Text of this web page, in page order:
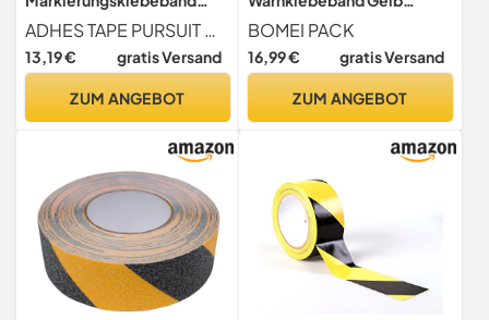
selbstklebendes Warnband
Schwarz Gelb Gefahren
Markierungs Klebeband
bodenmarkierungsband
ADHES TAPE PURSUIT OF PERFECTION
13,19 € gratis Versand
ZUM ANGEBOT
Schwarz Warnband Gefahr
Warnung PVC Für
Bodenkennzeichnungen
BOMEI PACK
16,99 € gratis Versand
ZUM ANGEBOT